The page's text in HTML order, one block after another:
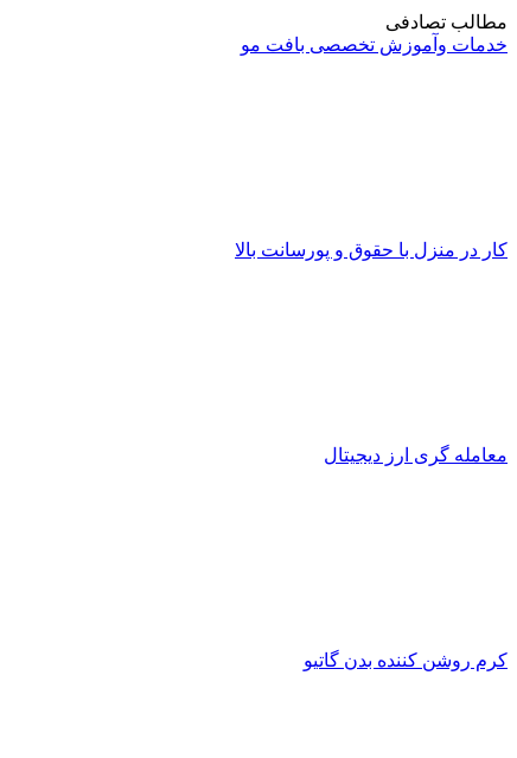
مطالب تصادفی
خدمات وآموزش تخصصی بافت مو
کار در منزل با حقوق و پورسانت بالا
معامله گری ارز دیجیتال
کرم روشن کننده بدن گاتیو